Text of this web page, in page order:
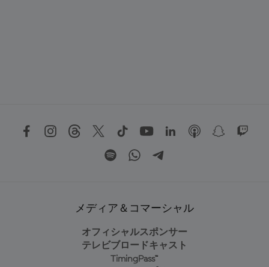
メディア＆コマーシャル
オフィシャルスポンサー
テレビブロードキャスト
TimingPass™